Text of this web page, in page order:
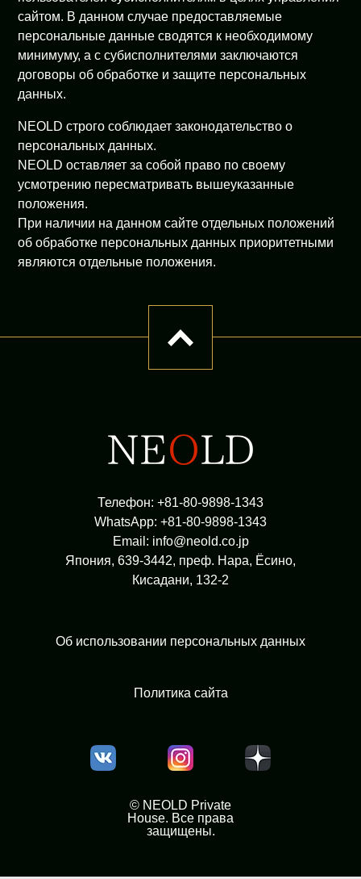
сайтом. В данном случае предоставляемые
персональные данные сводятся к необходимому
минимуму, а с субисполнителями заключаются
договоры об обработке и защите персональных
данных.
NEOLD строго соблюдает законодательство о
персональных данных.
NEOLD оставляет за собой право по своему
усмотрению пересматривать вышеуказанные
положения.
При наличии на данном сайте отдельных положений
об обработке персональных данных приоритетными
являются отдельные положения.
Телефон: +81-80-9898-1343
WhatsApp: +81-80-9898-1343
Email: info@neold.co.jp
Япония, 639-3442, преф. Нара, Ёсино,
Кисадани, 132-2
Об использовании персональных данных
Политика сайта
© NEOLD Private
House. Все права
защищены.